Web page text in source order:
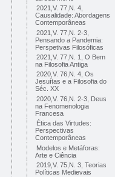
2021,V. 77,N. 4,
Causalidade: Abordagens
Contemporâneas
2021,V. 77,N. 2-3,
Pensando a Pandemia:
Perspetivas Filosóficas
2021,V. 77,N. 1, O Bem
na Filosofia Antiga
2020,V. 76,N. 4, Os
Jesuítas e a Filosofia do
Séc. XX
2020,V. 76,N. 2-3, Deus
na Fenomenologia
Francesa
Ética das Virtudes:
Perspectivas
Contemporâneas
Modelos e Metáforas:
Arte e Ciência
2019,V. 75,N. 3, Teorias
Políticas Medievais